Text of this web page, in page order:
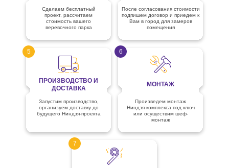
Сделаем бесплатный
проект, рассчитаем
стоимость вашего
веревочного парка
После согласования стоимости
подпишем договор и приедем к
Вам в город для замеров
помещения
Запустим производство,
организуем доставку до
будущего Ниндзя-проекта
5
ПРОИЗВОДСТВО И
ДОСТАВКА
Произведем монтаж
Ниндзя-комплекса под ключ
или осуществим шеф-
монтаж
6
МОНТАЖ
7